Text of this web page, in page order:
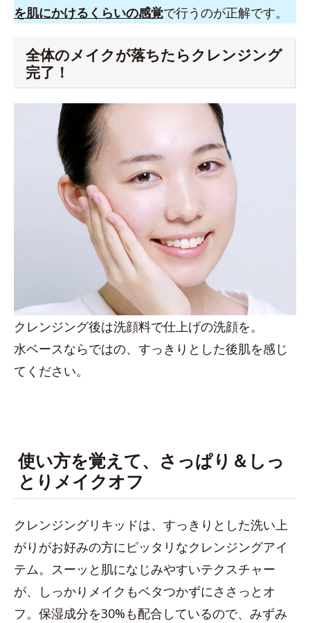
を肌にかけるくらいの感覚で行うのが正解です。
全体のメイクが落ちたらクレンジング
完了！
クレンジング後は洗顔料で仕上げの洗顔を。
水ベースならではの、すっきりとした後肌を感じ
てください。
使い方を覚えて、さっぱり＆しっ
とりメイクオフ
クレンジングリキッドは、すっきりとした洗い上
がりがお好みの方にピッタリなクレンジングアイ
テム。スーッと肌になじみやすいテクスチャー
が、しっかりメイクもベタつかずにささっとオ
フ。保湿成分を30%も配合しているので、みずみ